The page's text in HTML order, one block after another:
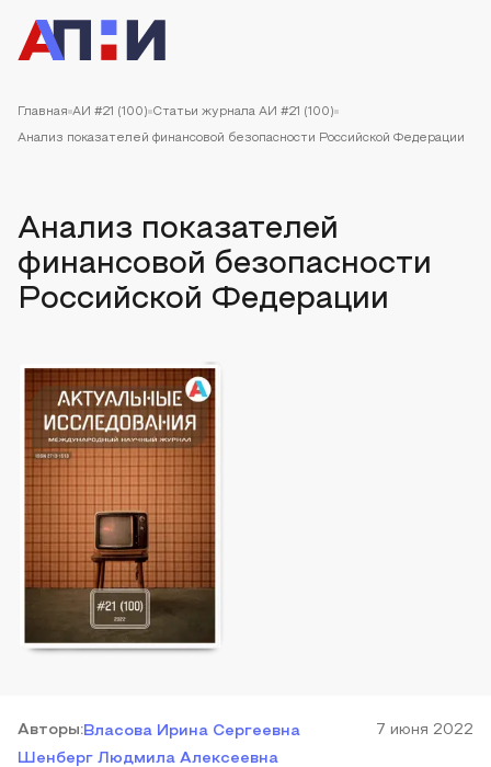
Главная АИ #21 (100) Статьи журнала АИ #21 (100)
Анализ показателей финансовой безопасности Российской Федерации
Анализ показателей
финансовой безопасности
Российской Федерации
Авторы:Власова Ирина Сергеевна
Шенберг Людмила Алексеевна
7 июня 2022